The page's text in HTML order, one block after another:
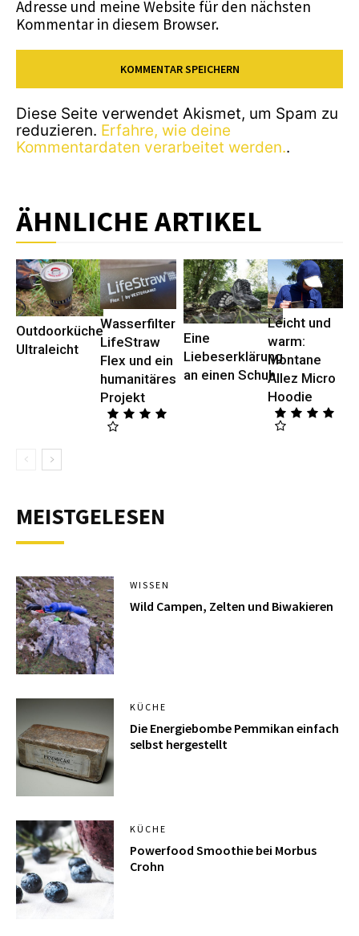
Adresse und meine Website für den nächsten
Kommentar in diesem Browser.
Diese Seite verwendet Akismet, um Spam zu
reduzieren. Erfahre, wie deine
Kommentardaten verarbeitet werden..
ÄHNLICHE ARTIKEL
Outdoorküche
Ultraleicht
Wasserfilter
LifeStraw
Flex und ein
humanitäres
Projekt
Eine
Liebeserklärung
an einen Schuh
Leicht und
warm:
Montane
Allez Micro
Hoodie
MEISTGELESEN
WISSEN
Wild Campen, Zelten und Biwakieren
KÜCHE
Die Energiebombe Pemmikan einfach
selbst hergestellt
KÜCHE
Powerfood Smoothie bei Morbus
Crohn